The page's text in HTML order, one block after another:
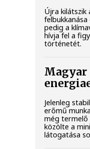
Újra kilátszik
pedig a
hívja fel a
történetét.
Magyar
Jelenleg
erőmű
még termelő
közölte a
látogatása